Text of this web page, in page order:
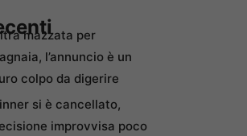
mazzata per
l’annuncio è un
colpo da digerire
si è cancellato,
improvvisa poco